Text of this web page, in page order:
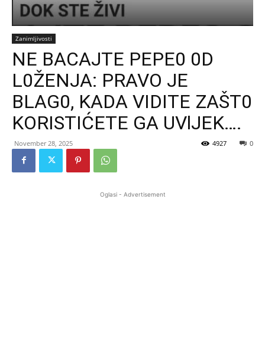
Zanimljivosti
NE BACAJTE PEPE0 0D
L0ŽENJA: PRAVO JE
BLAG0, KADA VIDITE ZAŠT0
KORISTIĆETE GA UVlJEK….
November 28, 2025 0
4927
Oglasi - Advertisement